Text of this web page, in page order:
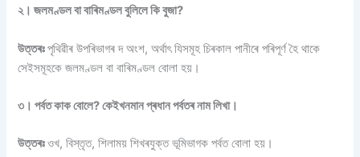
২। জলমণ্ডল বা বাৰিমণ্ডল বুলিলে কি বুজা?
উত্তৰঃপৃথিৱীৰ উপৰিভাগৰ দ অংশ, অৰ্থাৎ যিসমূহ চিৰকাল পানীৰে পৰিপূৰ্ণ হৈ থাকে
সেইসমূহকে জলমণ্ডল বা বাৰিমণ্ডল বোলা হয়।
৩। পৰ্বত কাক বোলে? কেইখনমান প্ৰধান পৰ্বতৰ নাম লিখা।
উত্তৰঃওখ, বিস্তৃত, শিলাময় শিখৰযুক্ত ভূমিভাগক পৰ্বত বোলা হয়।